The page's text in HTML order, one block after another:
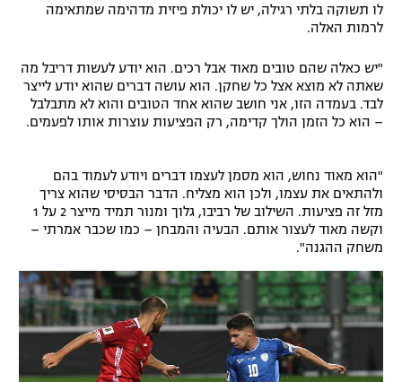
לו תשוקה בלתי רגילה, יש לו יכולת פיזית מדהימה שמתאימה
לרמות האלה.
"יש כאלה שהם טובים מאוד אבל רכים. הוא יודע לעשות דריבל מה
שאתה לא מוצא אצל כל שחקן. הוא עושה דברים שהוא יודע לייצר
לבד. בעמדה הזו, אני חושב שהוא אחד הטובים והוא לא מתבלבל
– הוא כל הזמן הולך קדימה, רק הפציעות עוצרות אותו לפעמים.
"הוא מאוד נחוש, הוא מסמן לעצמו דברים ויודע לעמוד בהם
ולהתאים את עצמו, ולכן הוא מצליח. הדבר הבסיסי שהוא צריך
מזל זה פציעות. השילוב של רביבו, גלוך ומנור תמיד מייצר 2 על 1
וקשה מאוד לעצור אותם. הבעיה והמבחן – כמו שכבר אמרתי –
משחק ההגנה".